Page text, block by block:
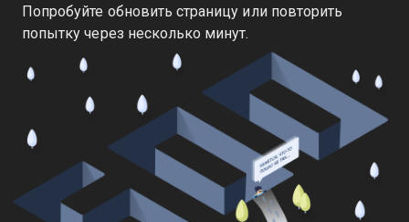
Попробуйте обновить страницу или повторить
попытку через несколько минут.